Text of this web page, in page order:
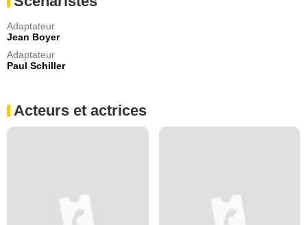
Adaptateur
Jean Boyer
Adaptateur
Paul Schiller
Acteurs et actrices